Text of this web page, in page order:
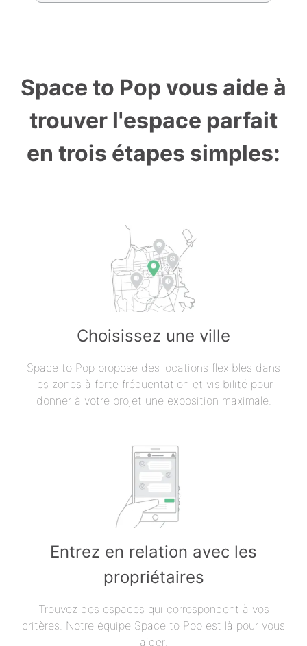
Space to Pop vous aide à
trouver l'espace parfait
en trois étapes simples:
Choisissez une ville
Space to Pop propose des locations flexibles dans
les zones à forte fréquentation et visibilité pour
donner à votre projet une exposition maximale.
Entrez en relation avec les
propriétaires
Trouvez des espaces qui correspondent à vos
critères. Notre équipe Space to Pop est là pour vous
aider.